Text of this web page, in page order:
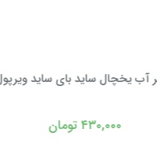
آب یخچال ساید بای ساید ویرپول
۴۳۰,۰۰۰ تومان